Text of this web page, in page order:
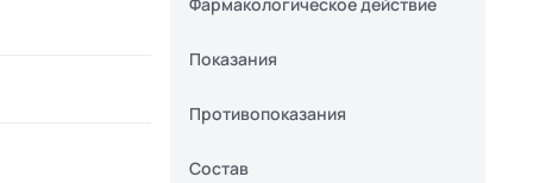
Показания
Противопоказания
Состав